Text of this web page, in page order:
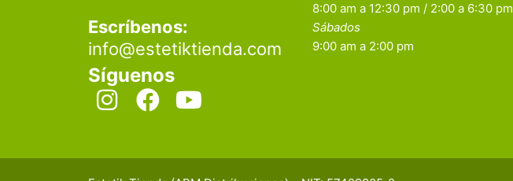
Escríbenos:
info@estetiktienda.com
Síguenos
I
n
t
F
a
e
Y
o
t
8:00 am a 12:30 pm / 2:00 a 6:30 pm
Sábados
9:00 am a 2:00 pm